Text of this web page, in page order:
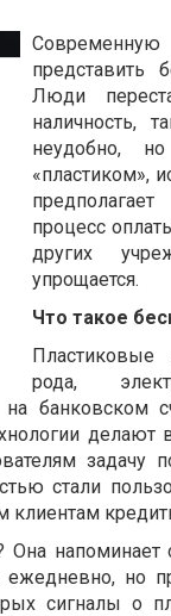
представить
Люди
наличность,
неудобно,
«пластиком»,
процесс
других
упрощается.
Что такое
рода,
банковском
стали
клиентам
Она
ежедневно, но
сигналы о